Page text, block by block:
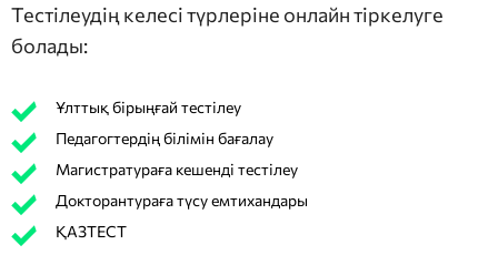
Тестілеудің келесі түрлеріне онлайн тіркелуге
болады:
Ұлттық бірыңғай тестілеу
Педагогтердің білімін бағалау
Магистратураға кешенді тестілеу
Докторантураға түсу емтихандары
ҚАЗТЕСТ